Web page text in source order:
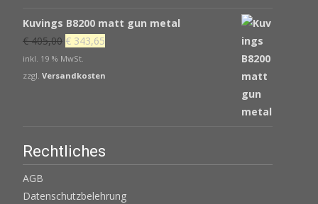
Kuvings B8200 matt gun metal
€405,00 Ursprünglicher
Preis
war:
€ 343,65
ist:
inkl. 19 % MwSt.
zzgl. Versandkosten
Rechtliches
AGB
Datenschutzbelehrung